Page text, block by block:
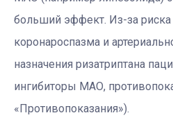
больший эффект. Из-за
коронароспазма и
назначения ризатриптана
ингибиторы МАО,
«Противопоказания»).